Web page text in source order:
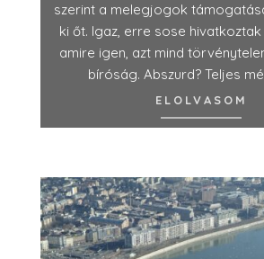
szerint a melegjogok
ki őt. Igaz, erre sose
amire igen, azt mind
bíróság. Abszurd? Teljes
ELOLVASOM